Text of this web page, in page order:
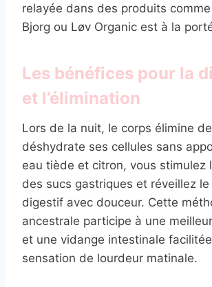
relayée dans des produits
Bjorg ou Løv Organic est à la
Les bénéfices pour la
et l’élimination
Lors de la nuit, le corps élimine
déshydrate ses cellules sans
eau tiède et citron, vous stimulez
des sucs gastriques et réveillez
digestif avec douceur. Cette
ancestrale participe à une
et une vidange intestinale
sensation de lourdeur matinale.